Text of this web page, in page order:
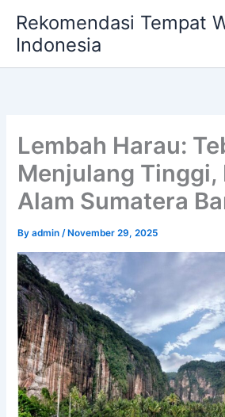
content
Rekomendasi Tempat
Indonesia
Lembah Harau:
Menjulang Tinggi,
Alam Sumatera
Byadmin/ November 29, 2025